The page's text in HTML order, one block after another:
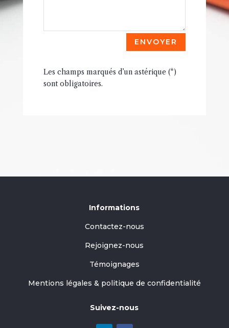
ENVOYER
Les champs marqués d’un astérique (*)
sont obligatoires.
Informations
Contactez-nous
Rejoignez-nous
Témoignages
Mentions légales & politique de confidentialité
Suivez-nous